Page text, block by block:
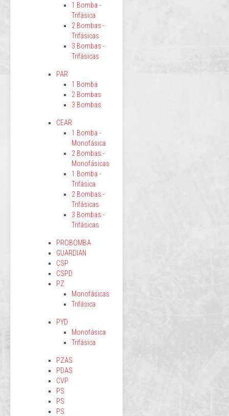
1 Bomba -
Trifásica
2 Bombas -
Trifásicas
3 Bombas -
Trifásicas
PAR
1 Bomba
2 Bombas
3 Bombas
CEAR
1 Bomba -
Monofásica
2 Bombas -
Monofásicas
1 Bomba -
Trifásica
2 Bombas -
Trifásicas
3 Bombas -
Trifásicas
PROBOMBA
GUARDIAN
CSP
CSPD
PZ
Monofásicas
Trifásica
PYD
Monofásica
Trifásica
PZAS
PDAS
CVP
PS
PS
PS